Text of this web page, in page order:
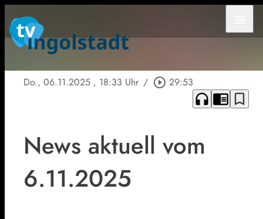
Do., 06.11.2025 , 18:33 Uhr / play_circle_outline 29:53
headphones chrome_reader_mode bookmark_border
News aktuell vom
6.11.2025